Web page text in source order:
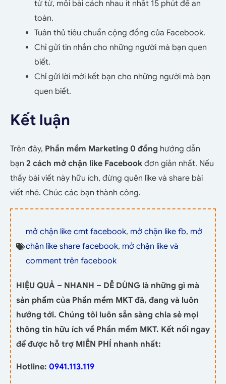
từ từ, mỗi bài cách nhau ít nhất 15 phút để an
toàn.
Tuân thủ tiêu chuẩn cộng đồng của Facebook.
Chỉ gửi tin nhắn cho những người mà bạn quen
biết.
Chỉ gửi lời mời kết bạn cho những người mà bạn
quen biết.
Kết luận
Trên đây, Phần mềm Marketing 0 đồng hướng dẫn
bạn 2 cách mở chặn like Facebook đơn giản nhất. Nếu
thấy bài viết này hữu ích, đừng quên like và share bài
viết nhé. Chúc các bạn thành công.
mở chặn like cmt facebook, mở chặn like fb, mở
chặn like share facebook, mở chặn like và
comment trên facebook
HIỆU QUẢ – NHANH – DỄ DÙNG là những gì mà
sản phẩm của Phần mềm MKT đã, đang và luôn
hướng tới. Chúng tôi luôn sẵn sàng chia sẻ mọi
thông tin hữu ích về Phần mềm MKT. Kết nối ngay
để được hỗ trợ MIỄN PHÍ nhanh nhất:
Hotline: 0941.113.119